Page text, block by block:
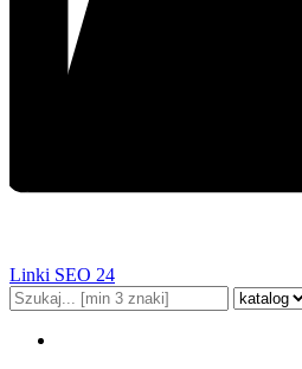
Linki SEO 24